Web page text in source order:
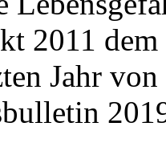
2011
Jahr